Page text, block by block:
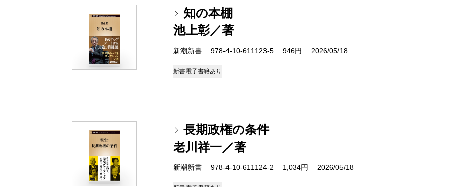
知の本棚
池上彰／著
新潮新書 978-4-10-611123-5 946円 2026/05/18
新書電子書籍あり
長期政権の条件
老川祥一／著
新潮新書 978-4-10-611124-2 1,034円 2026/05/18